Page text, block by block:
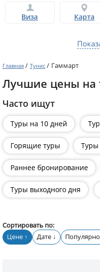
Виза Карта
Главная / Тунис / Гаммарт
Лучшие цены на
Часто ищут
Туры на 10 дней
Горящие туры Туры
Раннее бронирование
Туры выходного дня
Сортировать по:
Цене ↑ Дате ↓